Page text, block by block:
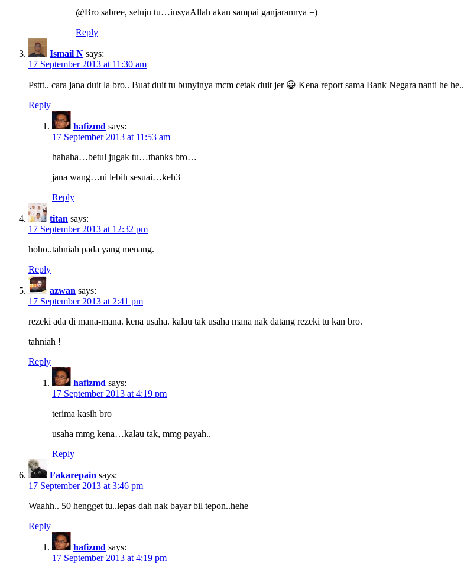
@Bro sabree, setuju tu…insyaAllah akan sampai ganjarannya =)
Reply
Ismail N says:
17 September 2013 at 11:30 am
Psttt.. cara jana duit la bro.. Buat duit tu bunyinya mcm cetak duit jer 😀 Kena report sama Bank Negara nanti he he..
Reply
hafizmd says:
17 September 2013 at 11:53 am
hahaha…betul jugak tu…thanks bro…
jana wang…ni lebih sesuai…keh3
Reply
titan says:
17 September 2013 at 12:32 pm
hoho..tahniah pada yang menang.
Reply
azwan says:
17 September 2013 at 2:41 pm
rezeki ada di mana-mana. kena usaha. kalau tak usaha mana nak datang rezeki tu kan bro.
tahniah !
Reply
hafizmd says:
17 September 2013 at 4:19 pm
terima kasih bro
usaha mmg kena…kalau tak, mmg payah..
Reply
Fakarepain says:
17 September 2013 at 3:46 pm
Waahh.. 50 hengget tu..lepas dah nak bayar bil tepon..hehe
Reply
hafizmd says:
17 September 2013 at 4:19 pm